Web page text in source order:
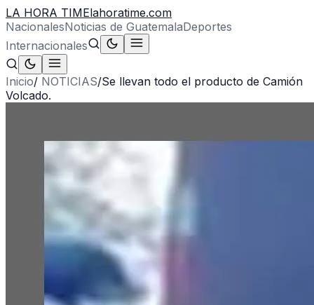
LA HORA TIMElahoratime.com
NacionalesNoticias de GuatemalaDeportes
Internacionales
Inicio/ NOTICIAS/Se llevan todo el producto de Camión
Volcado.